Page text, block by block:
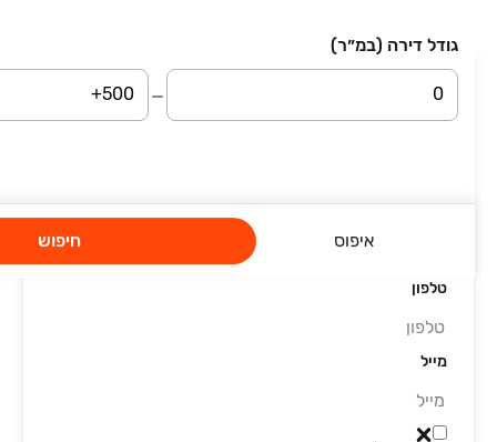
גודל דירה (במ״ר)
איפוס חיפוש
השארת פרטים
טלפון
מייל